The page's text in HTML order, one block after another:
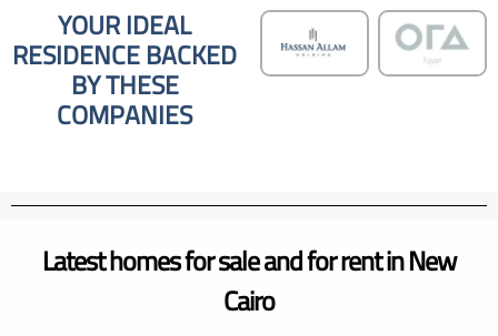
YOUR IDEAL
RESIDENCE BACKED
BY THESE
COMPANIES
Latest homes for sale and for rent in New
Cairo